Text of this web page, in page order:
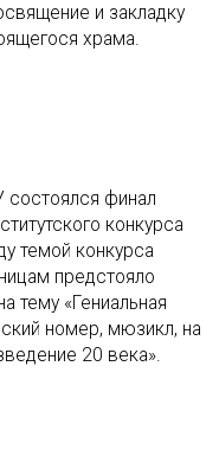
и закладку
храма.
состоялся финал
конкурса
темой конкурса
предстояло
тему «Гениальная
номер, мюзикл, на
20 века».